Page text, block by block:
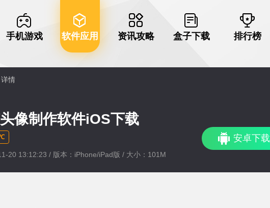
手机游戏 软件应用 资讯攻略 盒子下载 排行榜
情
像制作软件iOS下载
20 13:12:23 / 版本：iPhone/iPad版 / 大小：101M
安卓下载